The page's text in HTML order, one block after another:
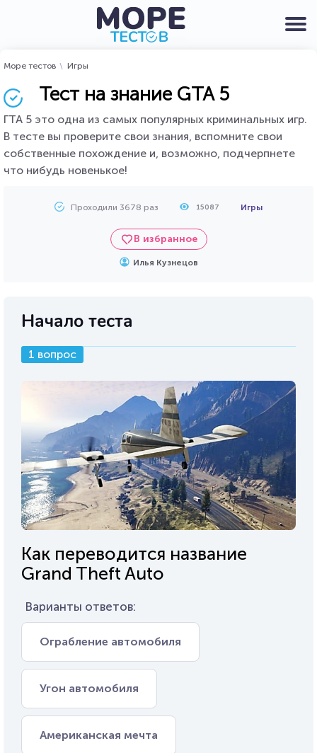
Море тестов Игры
Тест на знание GTA 5
ГТА 5 это одна из самых популярных криминальных игр.
В тесте вы проверите свои знания, вспомните свои
собственные похождение и, возможно, подчерпнете
что нибудь новенькое!
Проходили 3678 раз 15087 Игры
В избранное
Илья Кузнецов
Начало теста
1 вопрос
Как переводится название
Grand Theft Auto
Варианты ответов:
Ограбление автомобиля
Угон автомобиля
Американская мечта